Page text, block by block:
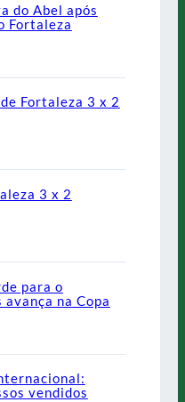
do Abel após
Fortaleza
Fortaleza 3 x 2
3 x 2
para o
na Copa
vendidos